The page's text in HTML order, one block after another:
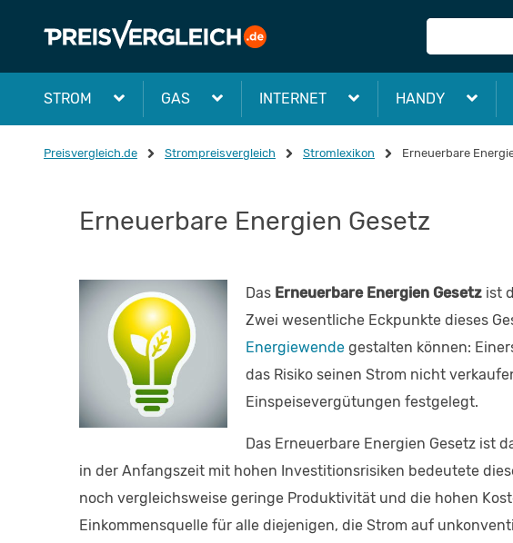
STROM GAS INTERNET HANDY
Preisvergleich.de Strompreisvergleich Stromlexikon Erneuerbare
Erneuerbare Energien Gesetz
Das Erneuerbare Energien Gesetz ist
Zwei wesentliche Eckpunkte dieses
Energiewende gestalten können:
das Risiko seinen Strom nicht
Einspeisevergütungen festgelegt.
Das Erneuerbare Energien Gesetz ist
in der Anfangszeit mit hohen Investitionsrisiken bedeutete
noch vergleichsweise geringe Produktivität und die hohen
Einkommensquelle für alle diejenigen, die Strom auf